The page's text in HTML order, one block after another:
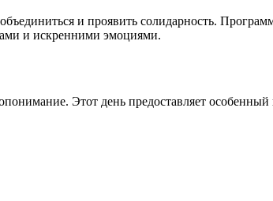
и проявить солидарность.
и искренними эмоциями.
Этот день предоставляет особенный